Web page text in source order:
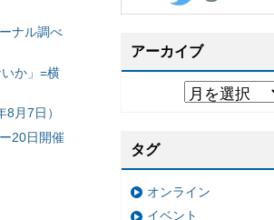
ナル調べ
か」=横
月7日）
20日開催
アーカイブ
タグ
オンライン
イベント